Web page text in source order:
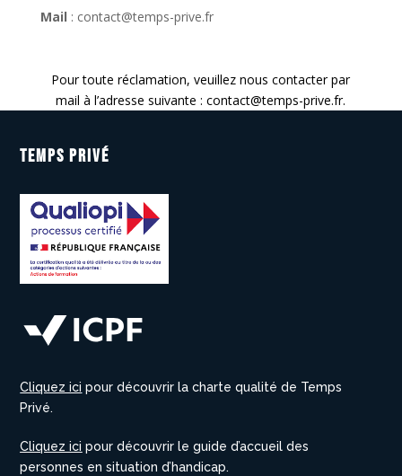
Mail : contact@temps-prive.fr
Pour toute réclamation, veuillez nous contacter par
mail à l’adresse suivante :contact@temps-prive.fr.
TEMPS PRIVÉ
Cliquez ici pour découvrir la charte qualité de Temps
Privé.
Cliquez ici pour découvrir le guide d’accueil des
personnes en situation d’handicap.